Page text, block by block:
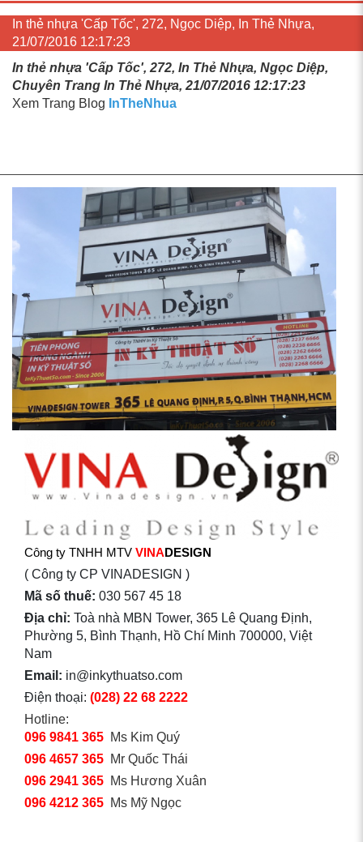
In thẻ nhựa 'Cấp Tốc', 272, Ngọc Diệp, In Thẻ Nhựa,
21/07/2016 12:17:23
In thẻ nhựa 'Cấp Tốc', 272, In Thẻ Nhựa, Ngọc Diệp,
Chuyên Trang In Thẻ Nhựa, 21/07/2016 12:17:23
Xem Trang Blog InTheNhua
Công ty TNHH MTV VINADESIGN
( Công ty CP VINADESIGN )
Mã số thuế: 030 567 45 18
Địa chỉ: Toà nhà MBN Tower, 365 Lê Quang Định,
Phường 5, Bình Thạnh, Hồ Chí Minh 700000, Việt
Nam
Email: in@inkythuatso.com
Điện thoại: (028) 22 68 2222
Hotline:
096 9841 365 Ms Kim Quý
096 4657 365 Mr Quốc Thái
096 2941 365 Ms Hương Xuân
096 4212 365 Ms Mỹ Ngọc